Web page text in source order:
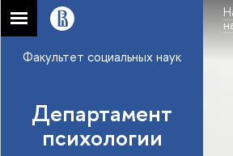
Факультет социальных наук
Департамент
психологии